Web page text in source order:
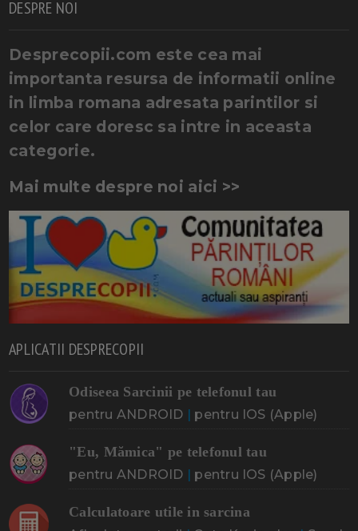
DESPRE NOI
Desprecopii.com este cea mai
importanta resursa de informatii online
in limba romana adresata parintilor si
celor care doresc sa intre in aceasta
categorie.
Mai multe despre noi aici >>
APLICATII DESPRECOPII
Odiseea Sarcinii pe telefonul tau
pentru ANDROID pentru IOS (Apple)
"Eu, Mămica" pe telefonul tau
pentru ANDROID pentru IOS (Apple)
Calculatoare utile in sarcina